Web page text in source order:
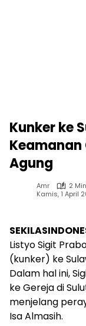
Kunker ke
Agung
Amr
2
Kamis, 1 April
Listyo Sigit
(kunker) ke
Dalam hal ini,
ke Gereja di
menjelang
Isa Almasih.